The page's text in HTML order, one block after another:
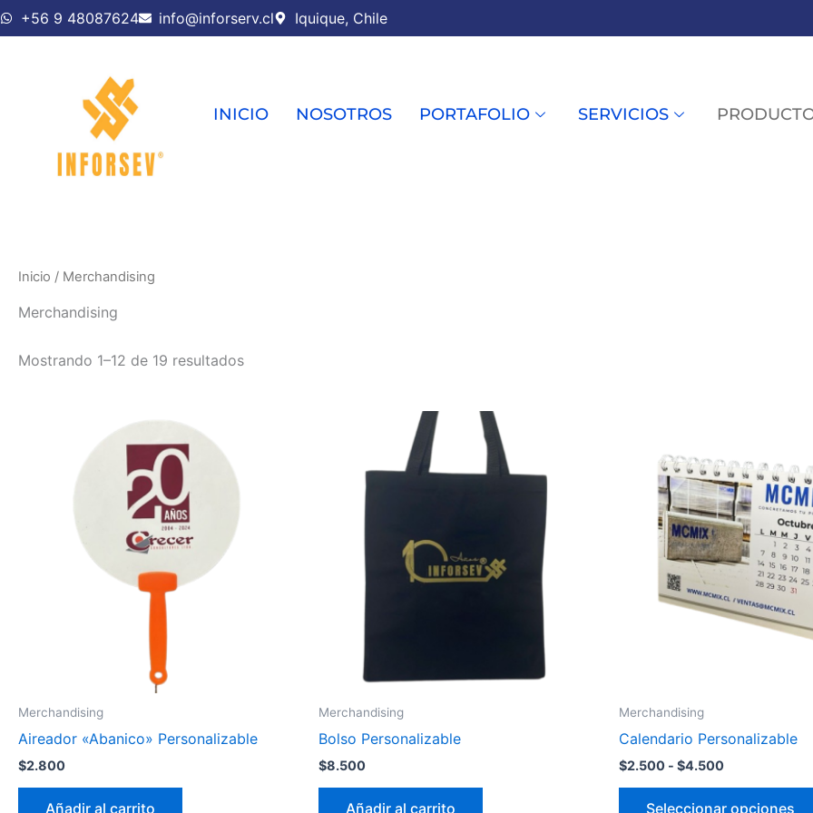
Ir
al
+56 9 48087624 info@inforserv.cl Iquique, Chile
INICIO NOSOTROS PORTAFOLIO SERVICIOS
Inicio / Merchandising
Merchandising
Mostrando 1–12 de 19 resultados
Merchandising
Aireador «Abanico» Personalizable
$2.800
Añadir al carrito
Merchandising
Bolso Personalizable
$8.500
Añadir al carrito
Merchandising
Calendario Personalizable
$2.500 - $4.500
desde
$2.500
hasta
$4.500
Seleccionar opciones